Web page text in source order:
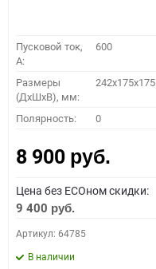
Пусковой ток,
A:
600
Размеры
(ДхШхВ), мм:
242x175x175
Полярность: 0
8 900 руб.
Цена без ECOном скидки:
9 400 руб.
Артикул: 64785
В наличии